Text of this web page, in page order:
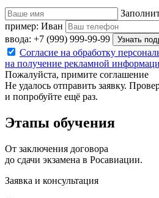
пример: Иван
ввода: +7 (999) 999-99-99
Узнать
Согласие на обработку
на получение рекламной
Пожалуйста, примите соглашение
Не удалось отправить заявку.
и попробуйте ещё раз.
Этапы обучения
От заключения договора
до сдачи экзамена в Росавиации.
Заявка и консультация